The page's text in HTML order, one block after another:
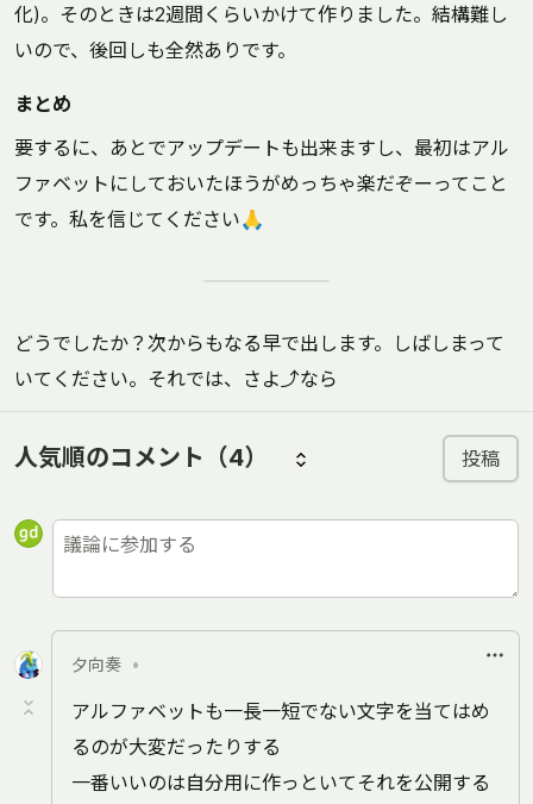
化)。そのときは2週間くらいかけて作りました。結構難し
いので、後回しも全然ありです。
まとめ
要するに、あとでアップデートも出来ますし、最初はアル
ファベットにしておいたほうがめっちゃ楽だぞーってこと
です。私を信じてください🙏
どうでしたか？次からもなる早で出します。しばしまって
いてください。それでは、さよ⤴なら
人気順のコメント （4） 投稿
夕向奏 •
アルファベットも一長一短でない文字を当てはめ
るのが大変だったりする
一番いいのは自分用に作っといてそれを公開する